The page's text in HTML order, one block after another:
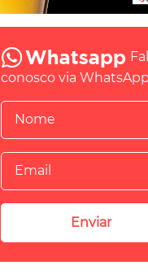
conosco via WhatsApp